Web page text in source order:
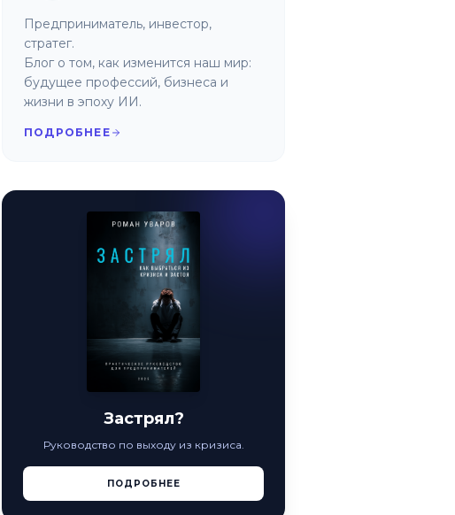
Предприниматель, инвестор,
стратег.
Блог о том, как изменится наш мир:
будущее профессий, бизнеса и
жизни в эпоху ИИ.
ПОДРОБНЕЕ
Застрял?
Руководство по выходу из кризиса.
ПОДРОБНЕЕ